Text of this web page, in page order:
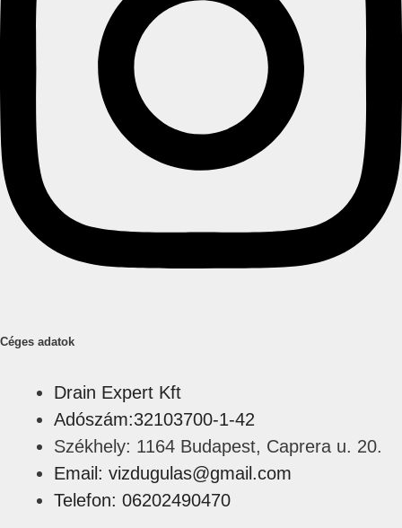
Céges adatok
Drain Expert Kft
Adószám:32103700-1-42
Székhely: 1164 Budapest, Caprera u. 20.
Email: vizdugulas@gmail.com
Telefon: 06202490470